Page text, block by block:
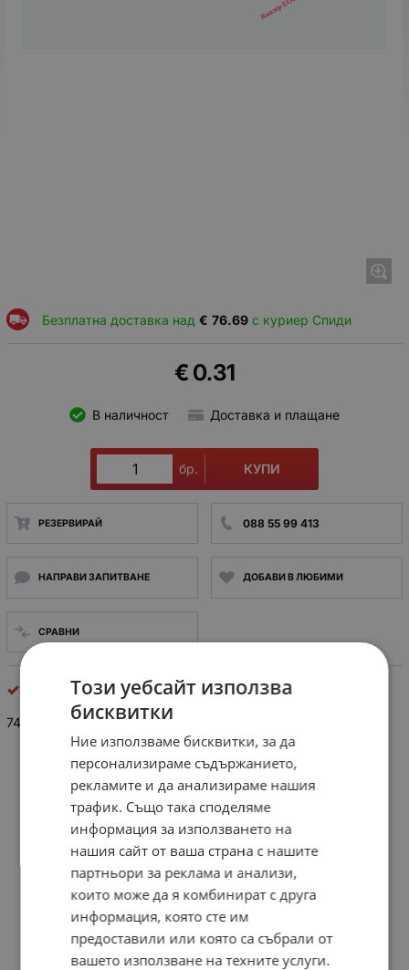
Безплатна доставка над 76.69
€ с куриер Спиди
0.31
€
В наличност Доставка и плащане
бр. КУПИ
РЕЗЕРВИРАЙ 088 55 99 413
НАПРАВИ ЗАПИТВАНЕ ДОБАВИ В ЛЮБИМИ
СРАВНИ
интегрални схеми
74 LS 90
Този уебсайт използва
бисквитки
Ние използваме бисквитки, за да
персонализираме съдържанието,
рекламите и да анализираме нашия
трафик. Също така споделяме
информация за използването на
нашия сайт от ваша страна с нашите
партньори за реклама и анализи,
които може да я комбинират с друга
информация, която сте им
предоставили или която са събрали от
вашето използване на техните услуги.